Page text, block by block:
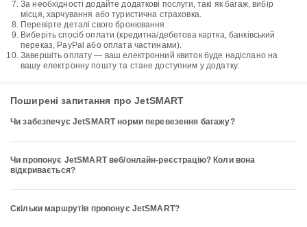
За необхідності додайте додаткові послуги, такі як багаж, вибір
місця, харчування або туристична страховка.
Перевірте деталі свого бронювання.
Виберіть спосіб оплати (кредитна/дебетова картка, банківський
переказ, PayPal або оплата частинами).
Завершіть оплату — ваш електронний квиток буде надіслано на
вашу електронну пошту та стане доступним у додатку.
Поширені запитання про JetSMART
Чи забезпечує JetSMART норми перевезення багажу?
Чи пропонує JetSMART веб/онлайн-реєстрацію? Коли вона
відкривається?
Скільки маршрутів пропонує JetSMART?